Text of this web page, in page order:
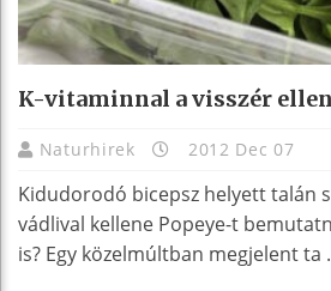
K-vitaminnal a visszér ellen
Naturhirek 2012 Dec 07
Kidudorodó bicepsz helyett talán
vádlival kellene Popeye-t
is? Egy közelmúltban megjelent ta